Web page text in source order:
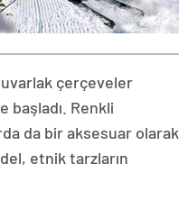
çerçeveler
Renkli
da bir aksesuar olarak
etnik tarzların